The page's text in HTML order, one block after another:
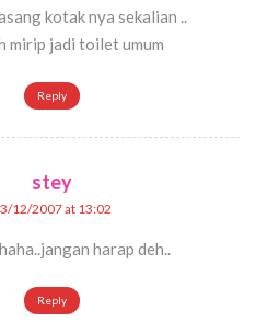
kotak nya sekalian ..
mirip jadi toilet umum
Reply
stey
12/2007 at 13:02
harap deh..
Reply